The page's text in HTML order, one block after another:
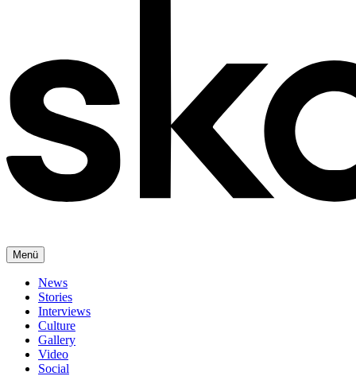
Menü
News
Stories
Interviews
Culture
Gallery
Video
Social